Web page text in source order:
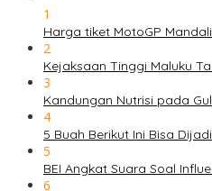
1
Harga tiket MotoGP
2
Kejaksaan Tinggi Maluku
3
Kandungan Nutrisi pada
4
5 Buah Berikut Ini Bisa
5
BEI Angkat Suara Soal
6